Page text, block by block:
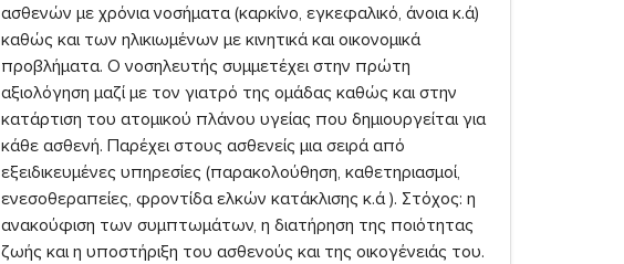
ασθενών με χρόνια νοσήματα (καρκίνο, εγκεφαλικό, άνοια κ.ά)
καθώς και των ηλικιωμένων με κινητικά και οικονομικά
προβλήματα. Ο νοσηλευτής συμμετέχει στην πρώτη
αξιολόγηση μαζί με τον γιατρό της ομάδας καθώς και στην
κατάρτιση του ατομικού πλάνου υγείας που δημιουργείται για
κάθε ασθενή. Παρέχει στους ασθενείς μια σειρά από
εξειδικευμένες υπηρεσίες (παρακολούθηση, καθετηριασμοί,
ενεσοθεραπείες, φροντίδα ελκών κατάκλισης κ.ά ). Στόχος: η
ανακούφιση των συμπτωμάτων, η διατήρηση της ποιότητας
ζωής και η υποστήριξη του ασθενούς και της οικογένειάς του.